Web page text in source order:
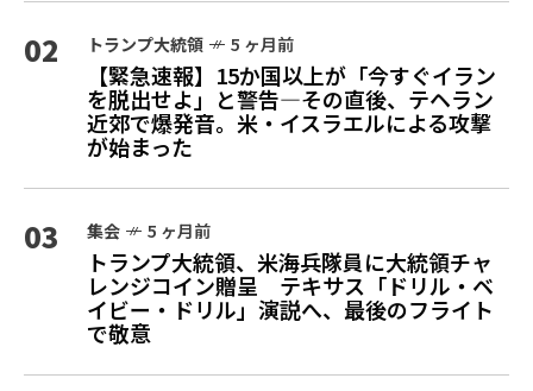
02 トランプ大統領 5 ヶ月前
【緊急速報】15か国以上が「今すぐイラン
を脱出せよ」と警告—その直後、テヘラン
近郊で爆発音。米・イスラエルによる攻撃
が始まった
03 集会 5 ヶ月前
トランプ大統領、米海兵隊員に大統領チャ
レンジコイン贈呈 テキサス「ドリル・ベ
イビー・ドリル」演説へ、最後のフライト
で敬意